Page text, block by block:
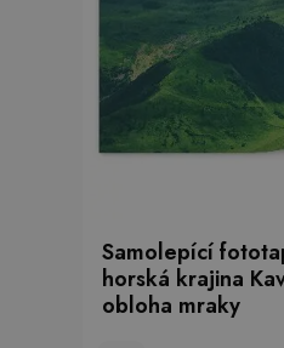
Samolepící
horská krajina
obloha mraky